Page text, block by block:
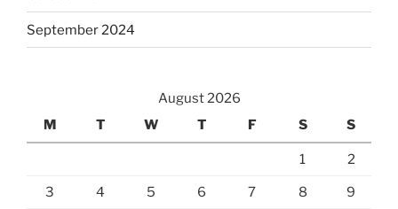
September 2024
August 2026
M
T W T F S S
1 2
3 4 5 6 7 8 9